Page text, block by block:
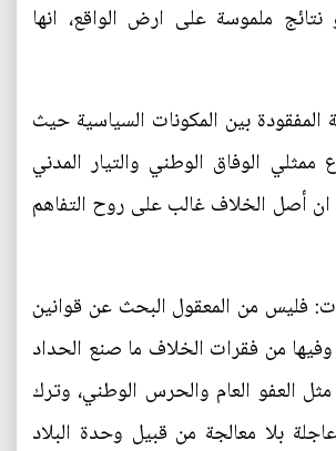
نتائج ملموسة على ارض الواقع، انها
المفقودة بين المكونات السياسية حيث
الوفاق الوطني والتيار المدني
أصل الخلاف غالب على روح التفاهم
فليس من المعقول البحث عن قوانين
من فقرات الخلاف ما صنع الحداد
مثل العفو العام والحرس الوطني، وترك
بلا معالجة من قبيل وحدة البلاد